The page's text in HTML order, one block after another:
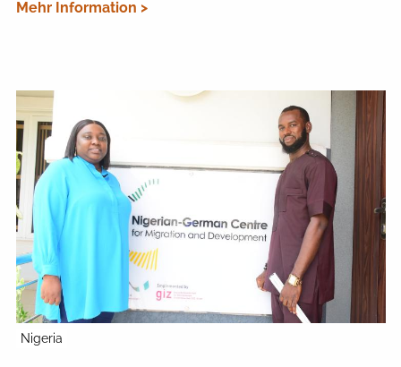
Mehr Information >
Nigeria